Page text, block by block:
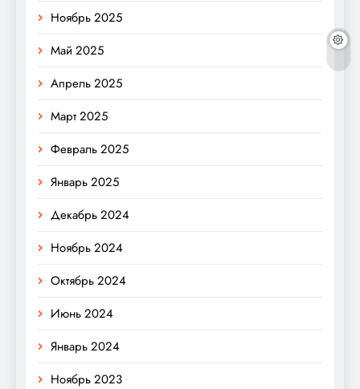
Ноябрь 2025
Май 2025
Апрель 2025
Март 2025
Февраль 2025
Январь 2025
Декабрь 2024
Ноябрь 2024
Октябрь 2024
Июнь 2024
Январь 2024
Ноябрь 2023